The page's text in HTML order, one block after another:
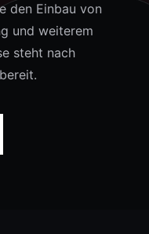
den Einbau von
und weiterem
steht nach